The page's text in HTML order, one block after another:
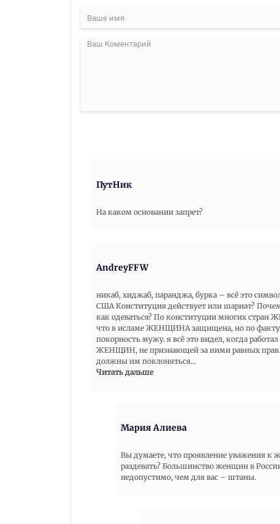
ПутНик
На каком основании запрет?
AndreyFFW
никаб, хиджаб, паранджа, бурка – всё это
США Конституция действует или шариат?
как одеваться? По конституции многих
что в исламе ЖЕНЩИНА защищена, но по факту
покорность мужу. я всё это видел, когда
ЖЕНЩИН, не признающей за ними равных прав.
должны им поклоняться...
Читать дальше
Мария Алиева
Вы думаете, что проявление уважения к
раздевать? Большинство женщин в
недопустимо, чем для вас – штаны.